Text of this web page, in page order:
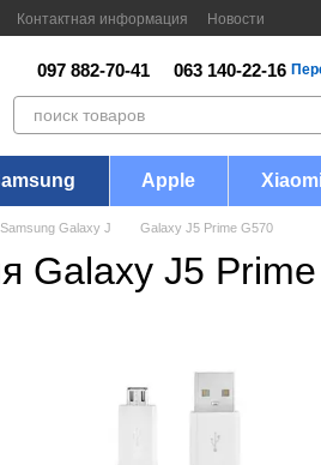
Контактная информация Новости
097 882-70-41 063 140-22-16
Apple
Samsung Galaxy J Galaxy J5 Prime G570
Galaxy J5